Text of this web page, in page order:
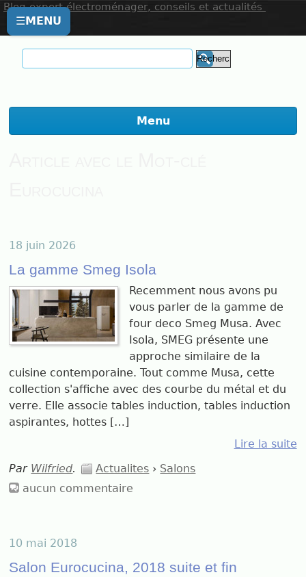
Blog expert électroménager, conseils et actualités
☰MENU
Menu
18 juin 2026
La gamme Smeg Isola
Recemment nous avons pu
vous parler de la gamme de
four deco Smeg Musa. Avec
Isola, SMEG présente une
approche similaire de la
cuisine contemporaine. Tout comme Musa, cette
collection s'affiche avec des courbe du métal et du
verre. Elle associe tables induction, tables induction
aspirantes, hottes […]
Lire la suite
Par Wilfried. Actualites › Salons
aucun commentaire
10 mai 2018
Salon Eurocucina, 2018 suite et fin